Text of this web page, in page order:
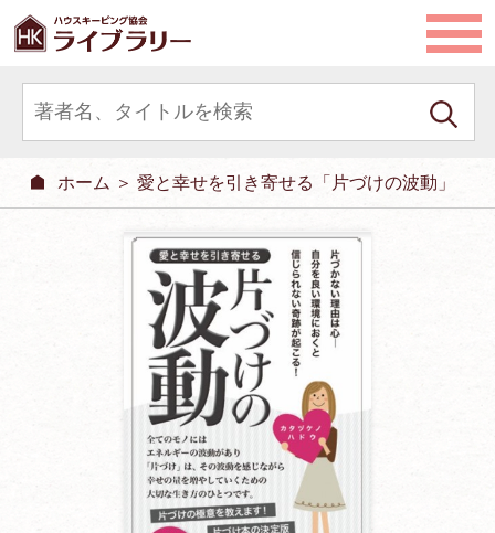
ホーム ＞ 愛と幸せを引き寄せる「片づけの波動」